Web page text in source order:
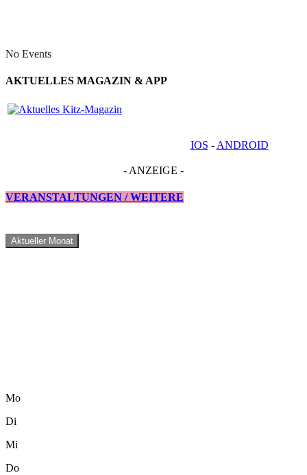
No Events
AKTUELLES MAGAZIN & APP
IOS - ANDROID
- ANZEIGE -
VERANSTALTUNGEN / WEITERE
Aktueller Monat
Mo
Di
Mi
Do